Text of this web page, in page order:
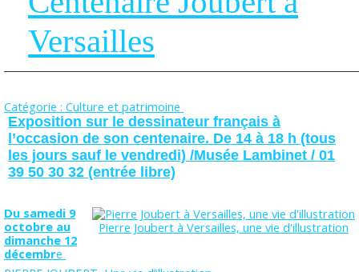
Versailles
Catégorie : Culture et patrimoine
Exposition sur le dessinateur français à
l’occasion de son centenaire. De 14 à 18 h (tous
les jours sauf le vendredi) /Musée Lambinet / 01
39 50 30 32 (entrée libre)
Pierre Joubert à Versailles, une vie d'illustration
Du samedi 9
octobre au
dimanche 12
décembre